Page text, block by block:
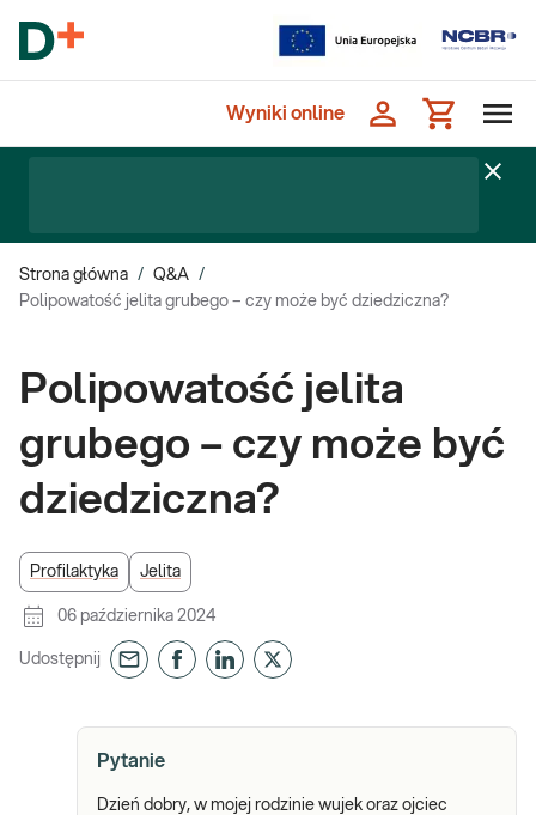
Wyniki online
Strona główna / Q&A /
Polipowatość jelita grubego – czy może być dziedziczna?
Polipowatość jelita
grubego – czy może być
dziedziczna?
Profilaktyka Jelita
06 października 2024
Udostępnij
Pytanie
Dzień dobry, w mojej rodzinie wujek oraz ojciec